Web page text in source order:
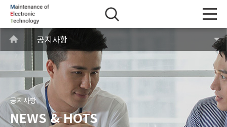
공지사항
공지사항
NEWS & HOTS